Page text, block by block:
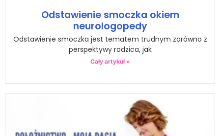
Odstawienie smoczka okiem
neurologopedy
Odstawienie smoczka jest tematem trudnym zarówno z
perspektywy rodzica, jak
Cały artykuł »